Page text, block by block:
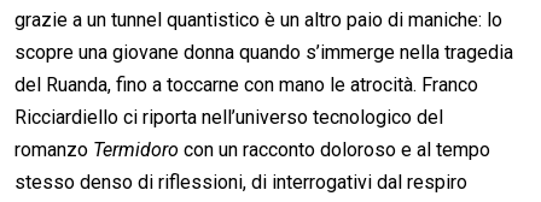
grazie a un tunnel quantistico è un altro paio di maniche: lo
scopre una giovane donna quando s’immerge nella tragedia
del Ruanda, fino a toccarne con mano le atrocità. Franco
Ricciardiello ci riporta nell’universo tecnologico del
romanzo Termidoro con un racconto doloroso e al tempo
stesso denso di riflessioni, di interrogativi dal respiro